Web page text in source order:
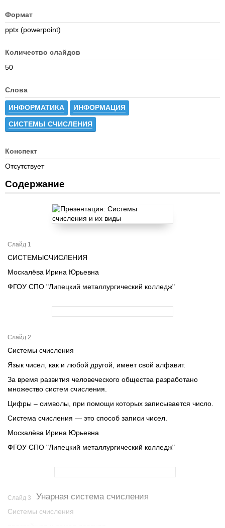
Формат
pptx (powerpoint)
Количество слайдов
50
Слова
ИНФОРМАТИКА ИНФОРМАЦИЯ
СИСТЕМЫ СЧИСЛЕНИЯ
Конспект
Отсутствует
Содержание
Слайд 1
СИСТЕМЫСЧИСЛЕНИЯ
Москалёва Ирина Юрьевна
ФГОУ СПО "Липецкий металлургический колледж"
Слайд 2
Системы счисления
Язык чисел, как и любой другой, имеет свой алфавит.
За время развития человеческого общества разработано
множество систем счисления.
Цифры – символы, при помощи которых записывается число.
Система счисления — это способ записи чисел.
Москалёва Ирина Юрьевна
ФГОУ СПО "Липецкий металлургический колледж"
Слайд 3 Унарная система счисления
Системы счисления